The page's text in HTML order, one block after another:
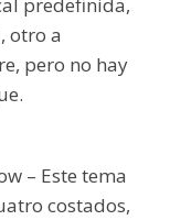
otro a
pero no hay
– Este tema
costados,